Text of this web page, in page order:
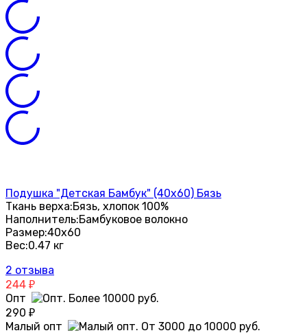
Подушка "Детская Бамбук" (40х60) Бязь
Ткань верха:Бязь, хлопок 100%
Наполнитель:Бамбуковое волокно
Размер:40х60
Вес:0.47 кг
2 отзыва
244 ₽
Опт
290 ₽
Малый опт